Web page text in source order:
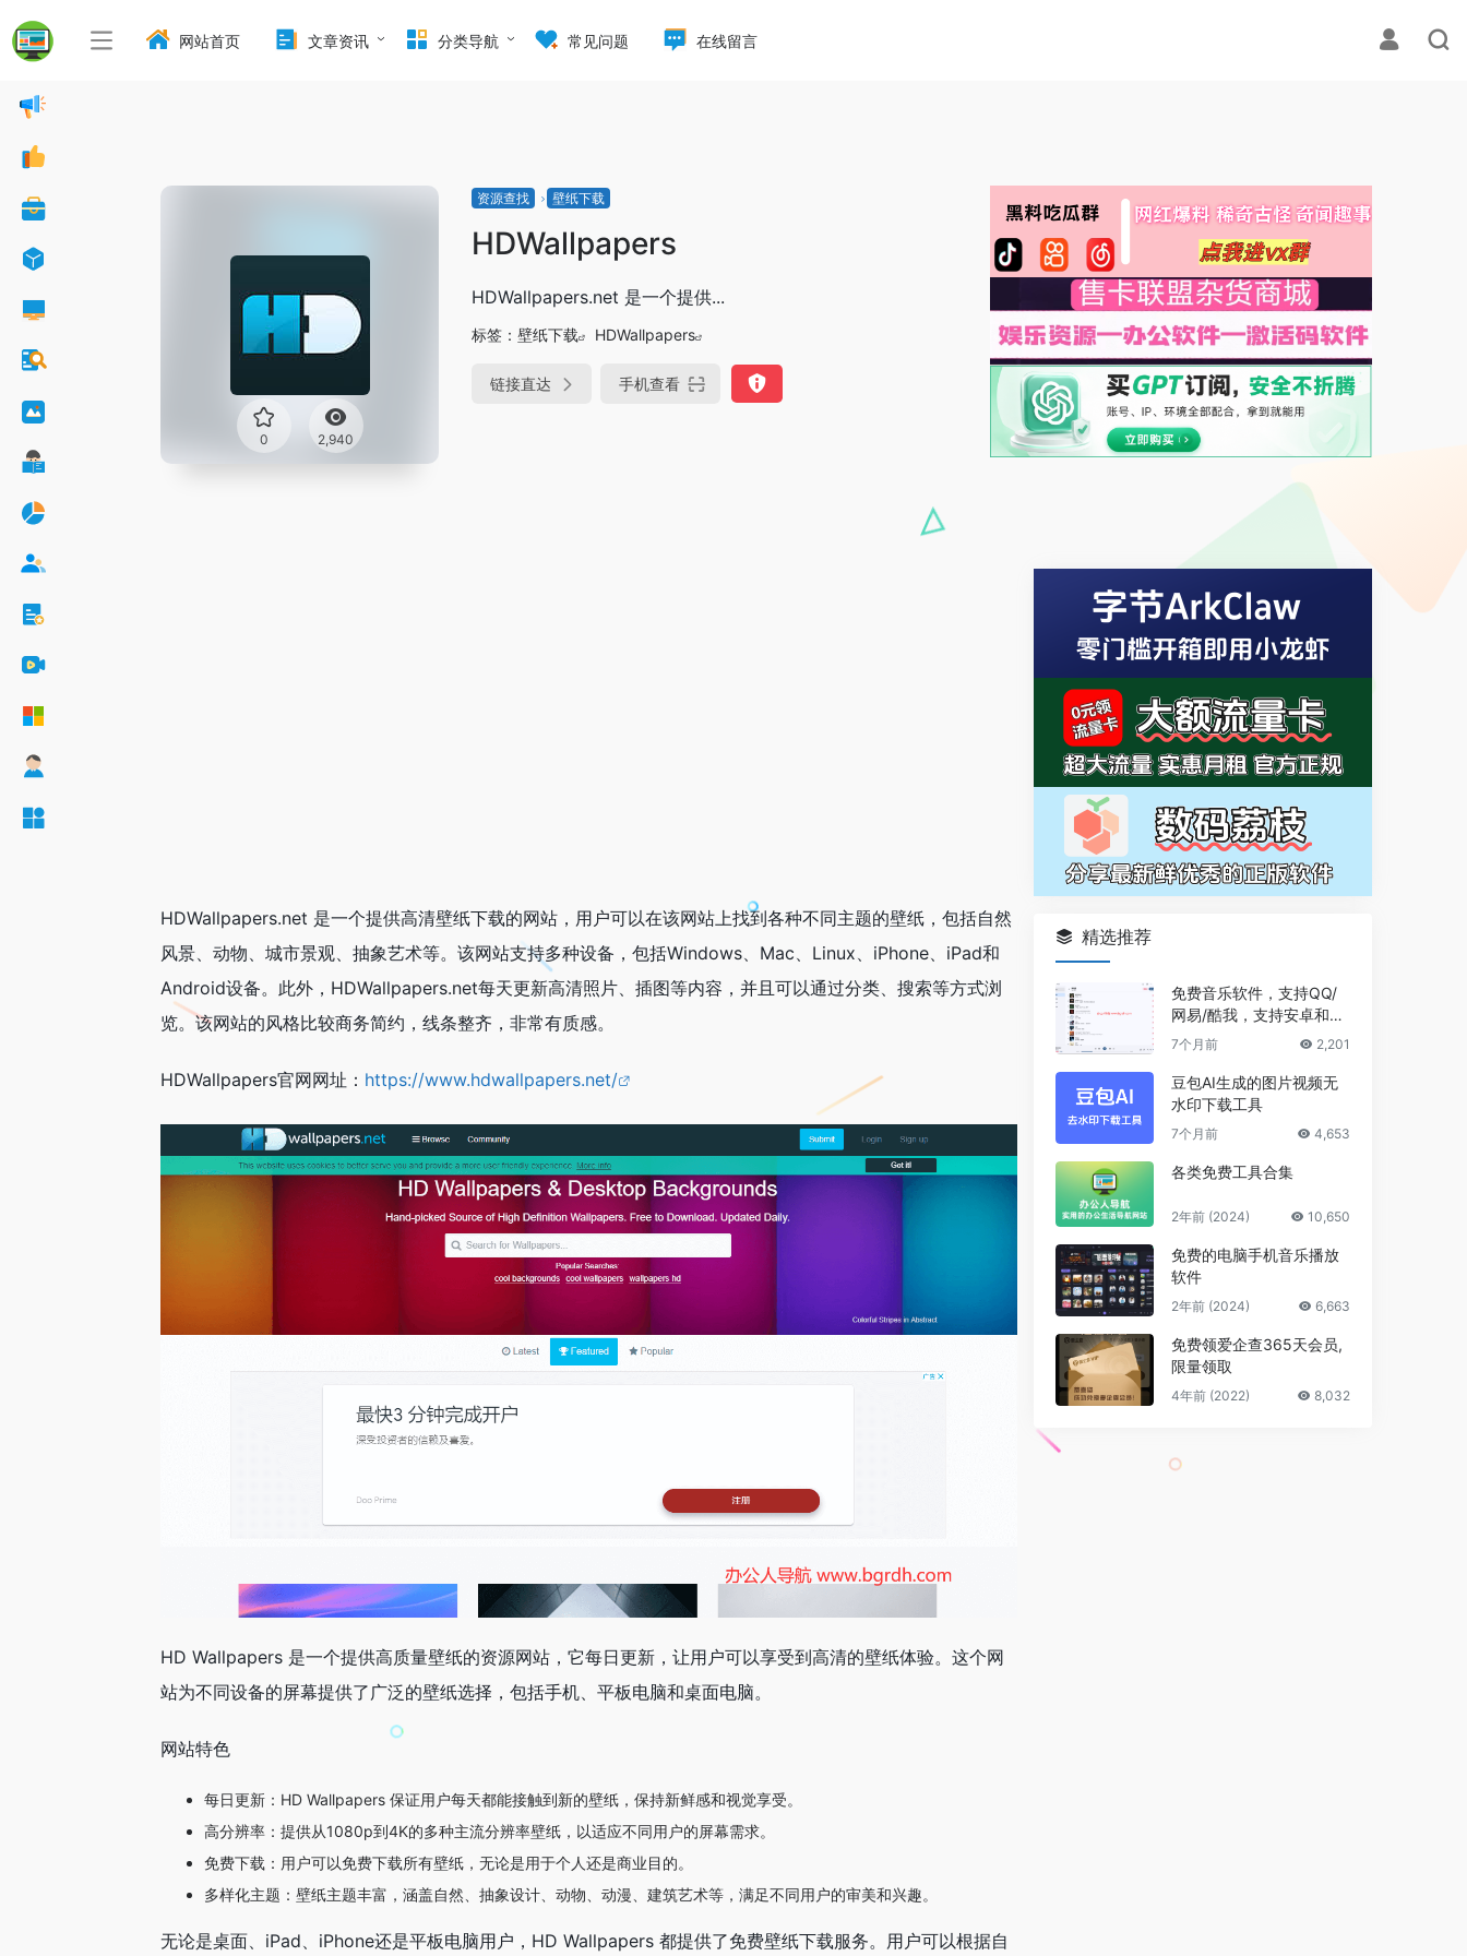
网站首页 文章资讯 分类导航 常见问题 在线留言
0 2,940
资源查找 壁纸下载
HDWallpapers
HDWallpapers.net 是一个提供...
标签： 壁纸下载 HDWallpapers
链接直达 手机查看
HDWallpapers.net 是一个提供高清壁纸下载的网站，用户可以在该网站上找到各种不同主题的壁纸，包括自然
风景、动物、城市景观、抽象艺术等。该网站支持多种设备，包括Windows、Mac、Linux、iPhone、iPad和
Android设备。此外，HDWallpapers.net每天更新高清照片、插图等内容，并且可以通过分类、搜索等方式浏
览。该网站的风格比较商务简约，线条整齐，非常有质感。
HDWallpapers官网网址： https://www.hdwallpapers.net/
HD Wallpapers 是一个提供高质量壁纸的资源网站，它每日更新，让用户可以享受到高清的壁纸体验。这个网
站为不同设备的屏幕提供了广泛的壁纸选择，包括手机、平板电脑和桌面电脑。
网站特色
每日更新：HD Wallpapers 保证用户每天都能接触到新的壁纸，保持新鲜感和视觉享受。
高分辨率：提供从1080p到4K的多种主流分辨率壁纸，以适应不同用户的屏幕需求。
免费下载：用户可以免费下载所有壁纸，无论是用于个人还是商业目的。
多样化主题：壁纸主题丰富，涵盖自然、抽象设计、动物、动漫、建筑艺术等，满足不同用户的审美和兴趣。
无论是桌面、iPad、iPhone还是平板电脑用户，HD Wallpapers 都提供了免费壁纸下载服务。用户可以根据自
精选推荐
免费音乐软件，支持QQ/
网易/酷我，支持安卓和Wi
ndows平台
7个月前 2,201
豆包AI生成的图片视频无
水印下载工具
7个月前 4,653
各类免费工具合集
2年前 (2024) 10,650
免费的电脑手机音乐播放
软件
2年前 (2024) 6,663
免费领爱企查365天会员,
限量领取
4年前 (2022) 8,032